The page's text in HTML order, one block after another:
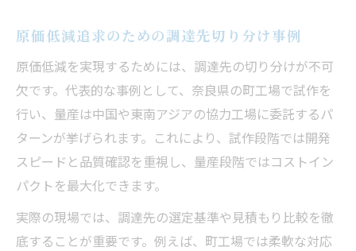
原価低減追求のための調達先切り分け事例
原価低減を実現するためには、調達先の切り分けが不可
欠です。代表的な事例として、奈良県の町工場で試作を
行い、量産は中国や東南アジアの協力工場に委託するパ
ターンが挙げられます。これにより、試作段階では開発
スピードと品質確認を重視し、量産段階ではコストイン
パクトを最大化できます。
実際の現場では、調達先の選定基準や見積もり比較を徹
底することが重要です。例えば、町工場では柔軟な対応